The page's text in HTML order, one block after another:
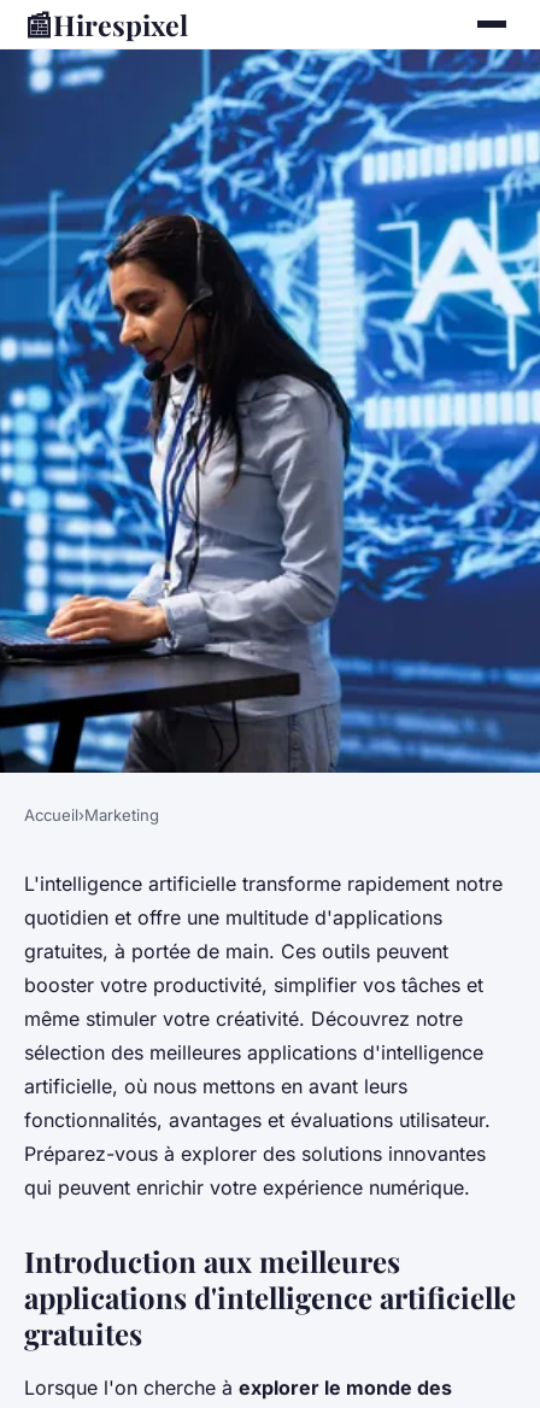
📰Hirespixel
Découvrez les meilleures
applications d'intelligence
artificielle gratuites
Julia•2 décembre 2024•12 min de lecture
Accueil›Marketing
L'intelligence artificielle transforme rapidement notre
quotidien et offre une multitude d'applications
gratuites, à portée de main. Ces outils peuvent
booster votre productivité, simplifier vos tâches et
même stimuler votre créativité. Découvrez notre
sélection des meilleures applications d'intelligence
artificielle, où nous mettons en avant leurs
fonctionnalités, avantages et évaluations utilisateur.
Préparez-vous à explorer des solutions innovantes
qui peuvent enrichir votre expérience numérique.
Introduction aux meilleures
applications d'intelligence artificielle
gratuites
Lorsque l'on cherche à explorer le monde des